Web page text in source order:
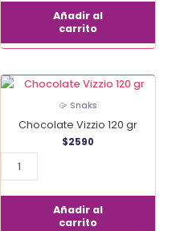
Añadir al
carrito
🥠 Snaks
Chocolate Vizzio 120 gr
$2590
Chocolate
cantidad
Añadir al
carrito